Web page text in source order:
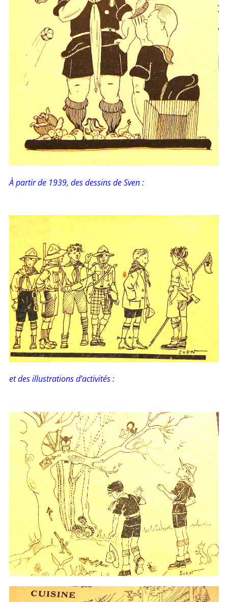
À partir de 1939, des dessins de Sven :
et des illustrations d’activités :